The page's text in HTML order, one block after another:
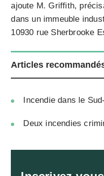
ajoute M. Griffith,
dans un immeuble
10930 rue Sherbrooke
Articles
Incendie dans le
Deux incendies